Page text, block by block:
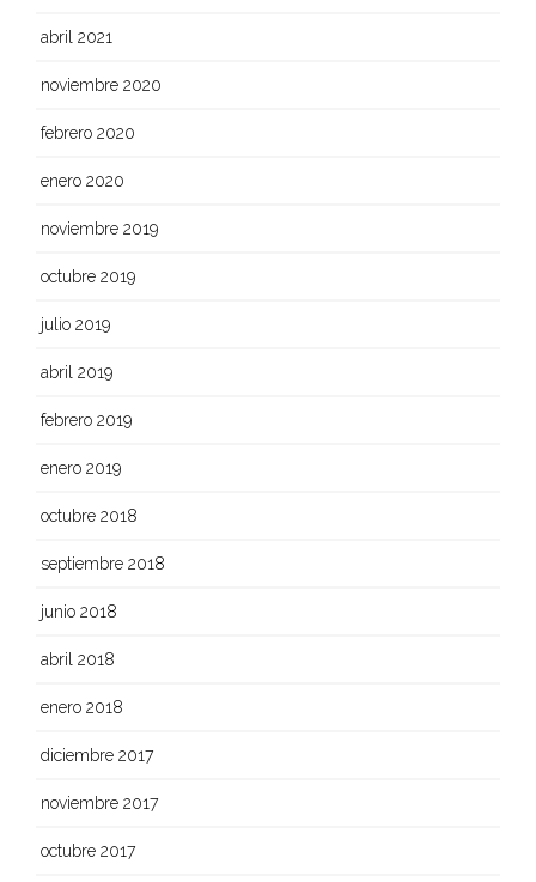
abril 2021
noviembre 2020
febrero 2020
enero 2020
noviembre 2019
octubre 2019
julio 2019
abril 2019
febrero 2019
enero 2019
octubre 2018
septiembre 2018
junio 2018
abril 2018
enero 2018
diciembre 2017
noviembre 2017
octubre 2017